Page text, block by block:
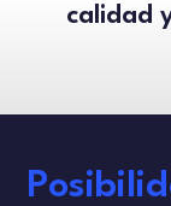
calidad